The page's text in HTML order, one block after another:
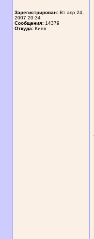
Зарегистрирован: Вт апр 24,
2007 20:34
Сообщения: 14379
Откуда: Киев